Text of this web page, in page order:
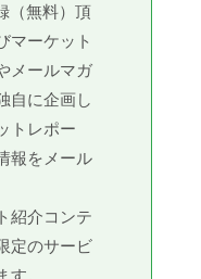
（無料）頂
マーケット
メールマガ
自に企画し
トレポー
報をメール
紹介コンテ
定のサービ
。